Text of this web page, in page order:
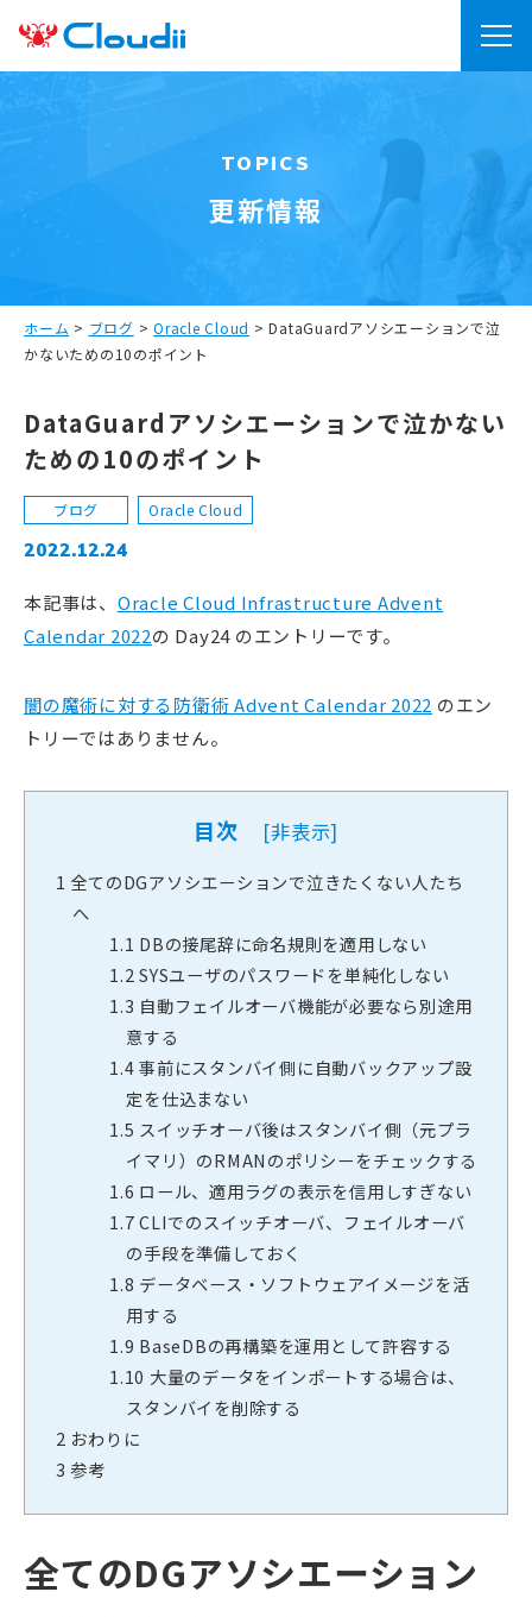
TOPICS
更新情報
ホーム > ブログ > Oracle Cloud >DataGuardアソシエーションで泣
かないための10のポイント
DataGuardアソシエーションで泣かない
ための10のポイント
ブログ Oracle Cloud
2022.12.24
本記事は、 Oracle Cloud Infrastructure Advent
Calendar 2022の Day24 のエントリーです。
闇の魔術に対する防衛術 Advent Calendar 2022 のエン
トリーではありません。
目次 [非表示]
1 全てのDGアソシエーションで泣きたくない人たち
へ
1.1 DBの接尾辞に命名規則を適用しない
1.2SYSユーザのパスワードを単純化しない
1.3 自動フェイルオーバ機能が必要なら別途用
意する
1.4事前にスタンバイ側に自動バックアップ設
定を仕込まない
1.5 スイッチオーバ後はスタンバイ側（元プラ
イマリ）のRMANのポリシーをチェックする
1.6 ロール、適用ラグの表示を信用しすぎない
1.7CLIでのスイッチオーバ、フェイルオーバ
の手段を準備しておく
1.8 データベース・ソフトウェアイメージを活
用する
1.9 BaseDBの再構築を運用として許容する
1.10 大量のデータをインポートする場合は、
スタンバイを削除する
2 おわりに
3 参考
全てのDGアソシエーション